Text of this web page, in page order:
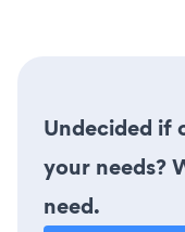
Undecided if
your needs?
need.